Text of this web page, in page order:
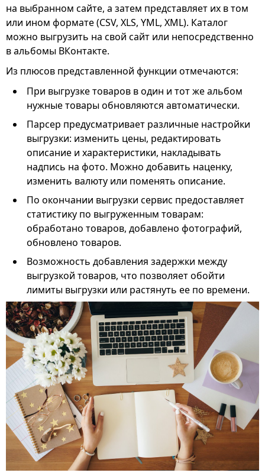
на выбранном сайте, а затем представляет их в том
или ином формате (CSV, XLS, YML, XML). Каталог
можно выгрузить на свой сайт или непосредственно
в альбомы ВКонтакте.
Из плюсов представленной функции отмечаются:
При выгрузке товаров в один и тот же альбом
нужные товары обновляются автоматически.
Парсер предусматривает различные настройки
выгрузки: изменить цены, редактировать
описание и характеристики, накладывать
надпись на фото. Можно добавить наценку,
изменить валюту или поменять описание.
По окончании выгрузки сервис предоставляет
статистику по выгруженным товарам:
обработано товаров, добавлено фотографий,
обновлено товаров.
Возможность добавления задержки между
выгрузкой товаров, что позволяет обойти
лимиты выгрузки или растянуть ее по времени.